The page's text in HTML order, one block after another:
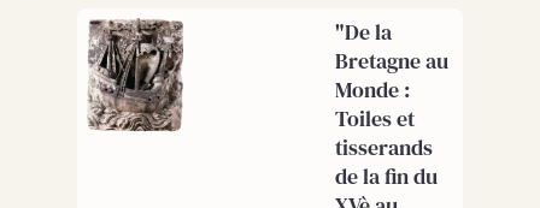
"De la
Bretagne au
Monde :
Toiles et
tisserands
de la fin du